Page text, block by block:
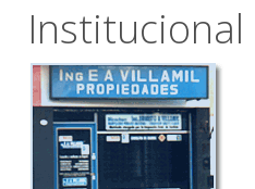
Institucional